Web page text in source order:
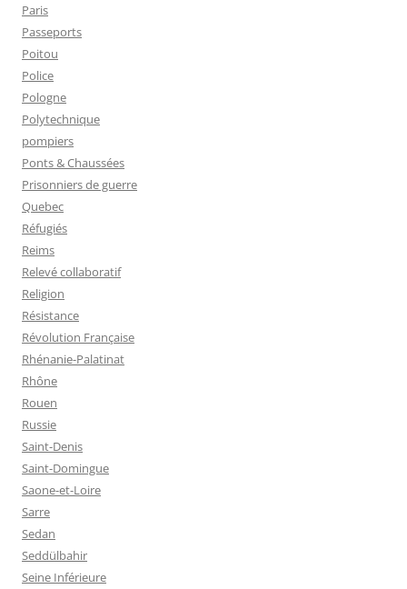
Paris
Passeports
Poitou
Police
Pologne
Polytechnique
pompiers
Ponts & Chaussées
Prisonniers de guerre
Quebec
Réfugiés
Reims
Relevé collaboratif
Religion
Résistance
Révolution Française
Rhénanie-Palatinat
Rhône
Rouen
Russie
Saint-Denis
Saint-Domingue
Saone-et-Loire
Sarre
Sedan
Seddülbahir
Seine Inférieure